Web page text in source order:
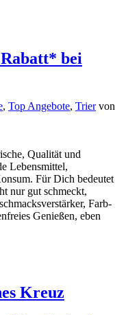
bei
, Top Angebote, Trier von
Qualität und
Lebensmittel,
Für Dich bedeutet
nur gut schmeckt,
Farb-
Genießen, eben
Kreuz